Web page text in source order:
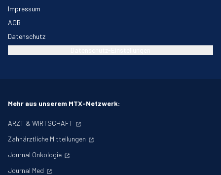
Impressum
AGB
Datenschutz
Mehr aus unserem MTX-Netzwerk:
ARZT & WIRTSCHAFT
Zahnärztliche Mitteilungen
Journal Onkologie
Journal Med